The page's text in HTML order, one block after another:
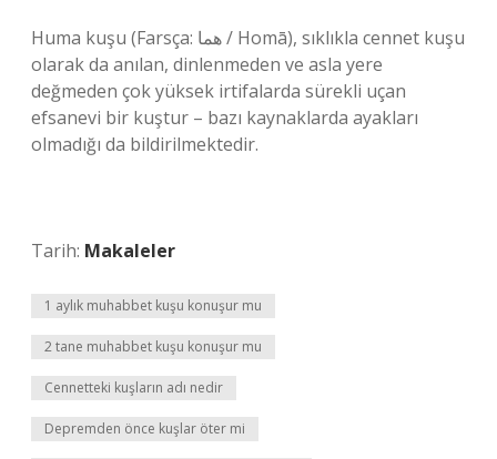
Huma kuşu (Farsça: هما / Homā), sıklıkla cennet kuşu
olarak da anılan, dinlenmeden ve asla yere
değmeden çok yüksek irtifalarda sürekli uçan
efsanevi bir kuştur – bazı kaynaklarda ayakları
olmadığı da bildirilmektedir.
Tarih: Makaleler
1 aylık muhabbet kuşu konuşur mu
2 tane muhabbet kuşu konuşur mu
Cennetteki kuşların adı nedir
Depremden önce kuşlar öter mi